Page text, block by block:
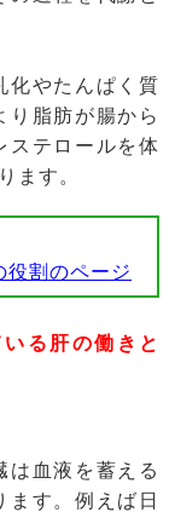
化やたんぱく質
り脂肪が腸から
ステロールを体
ます。
役割のページ
る肝の働きと
は血液を蓄える
ます。例えば日